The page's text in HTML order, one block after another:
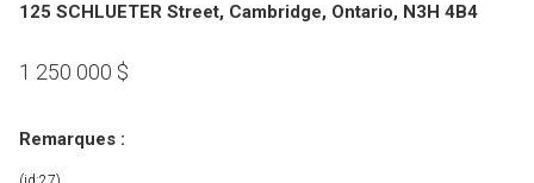
125 SCHLUETER Street, Cambridge, Ontario, N3H 4B4
1 250 000 $
Remarques :